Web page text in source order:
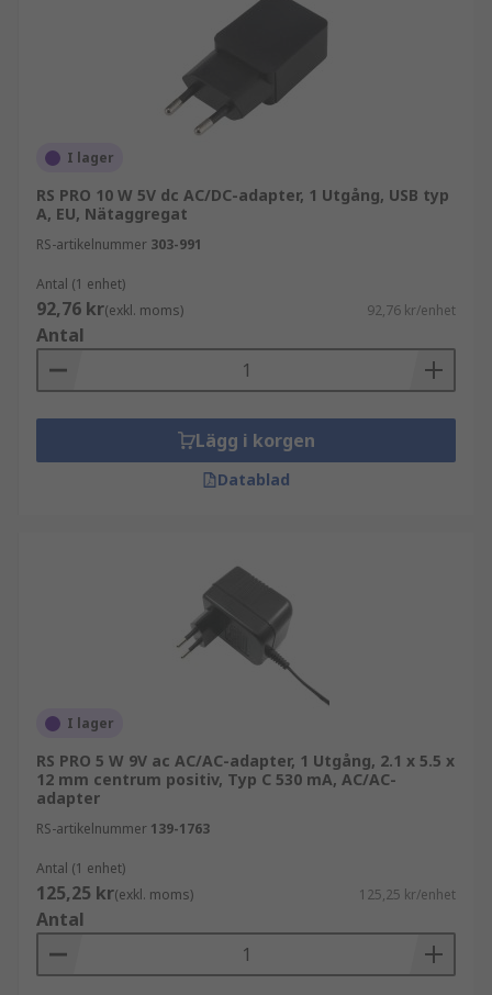
I lager
RS PRO 10 W 5V dc AC/DC-adapter, 1 Utgång, USB typ
A, EU, Nätaggregat
RS-artikelnummer 303-991
Antal (1 enhet)
92,76 kr(exkl. moms) 92,76 kr/enhet
Antal
Lägg i korgen
Datablad
I lager
RS PRO 5 W 9V ac AC/AC-adapter, 1 Utgång, 2.1 x 5.5 x
12 mm centrum positiv, Typ C 530 mA, AC/AC-
adapter
RS-artikelnummer 139-1763
Antal (1 enhet)
125,25 kr(exkl. moms) 125,25 kr/enhet
Antal